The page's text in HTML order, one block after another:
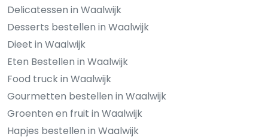
Delicatessen in Waalwijk
Desserts bestellen in Waalwijk
Dieet in Waalwijk
Eten Bestellen in Waalwijk
Food truck in Waalwijk
Gourmetten bestellen in Waalwijk
Groenten en fruit in Waalwijk
Hapjes bestellen in Waalwijk